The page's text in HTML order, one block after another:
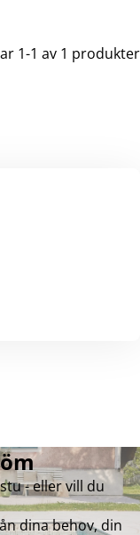
1-1 av 1 produkter
- eller vill du
dina behov, din